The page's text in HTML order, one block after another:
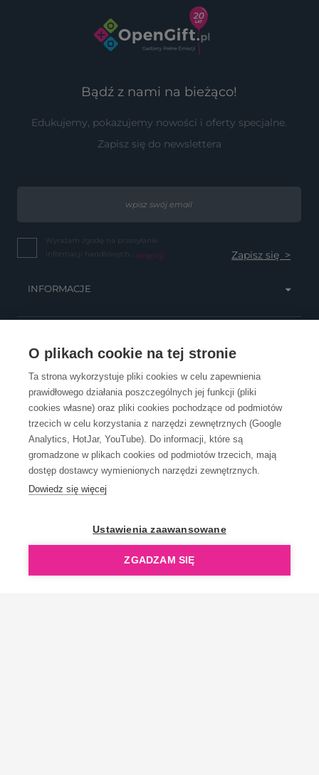
O plikach cookie na tej stronie
Ta strona wykorzystuje pliki cookies w celu zapewnienia
prawidłowego działania poszczególnych jej funkcji (pliki
cookies własne) oraz pliki cookies pochodzące od podmiotów
trzecich w celu korzystania z narzędzi zewnętrznych (Google
Analytics, HotJar, YouTube). Do informacji, które są
gromadzone w plikach cookies od podmiotów trzecich, mają
dostęp dostawcy wymienionych narzędzi zewnętrznych.
Dowiedz się więcej
Ustawienia zaawansowane
ZGADZAM SIĘ
Bądź z nami na bieżąco!
Edukujemy, pokazujemy nowości i oferty specjalne.
Zapisz się do newslettera
Wyrażam zgodę na przesyłanie
informacji handlowych... (więcej)
INFORMACJE
OBSŁUGA KLIENTA
KONTAKT
OpenGift jest częścią ReflectGroup.